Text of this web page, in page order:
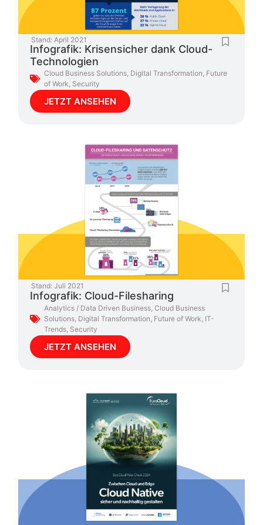
Stand: April 2021
Infografik: Krisensicher dank Cloud-
Technologien
Cloud Business Solutions, Digital Transformation, Future
of Work, Security
JETZT ANSEHEN
Stand: Juli 2021
Infografik: Cloud-Filesharing
Analytics / Data Driven Business ,Cloud Business
Solutions Digital Transformation Future of Work IT-
Trends Security
JETZT ANSEHEN